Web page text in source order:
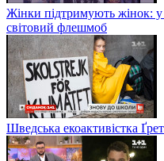
Жінки підтримують жінок:
світовий флешмоб
Шведська екоактивістка